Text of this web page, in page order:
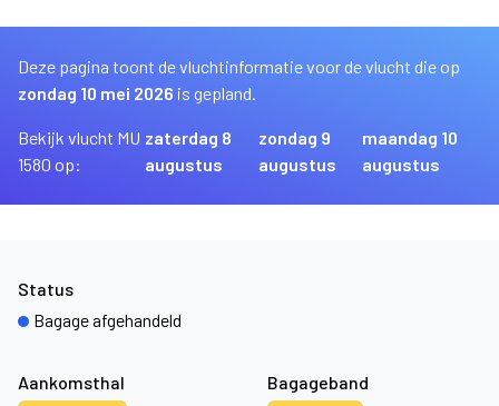
Deze pagina toont de vluchtinformatie voor de vlucht die op
zondag 10 mei 2026 is gepland.
Bekijk vlucht MU
1580 op:
zaterdag 8
augustus
zondag 9
augustus
maandag 10
augustus
Aankomsthal Bagageband
Status
Bagage afgehandeld